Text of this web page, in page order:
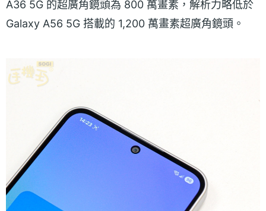
A36 5G 的超廣角鏡頭為 800 萬畫素，解析力略低於
Galaxy A56 5G 搭載的 1,200 萬畫素超廣角鏡頭。